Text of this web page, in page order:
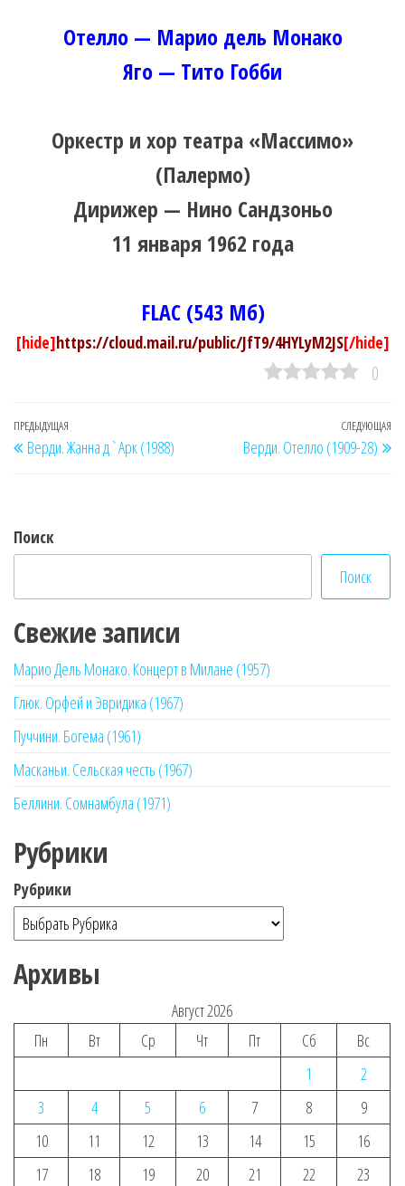
Отелло — Марио дель Монако
Яго — Тито Гобби
Оркестр и хор театра «Массимо»
(Палермо)
Дирижер — Нино Сандзоньо
11 января 1962 года
FLAC (543 Мб)
[hide]https://cloud.mail.ru/public/JfT9/4HYLyM2JS[/hide]
0
Навигация
по
Предыдущая
запись
ПРЕДЫДУЩАЯ
Верди. Жанна д`Арк (1988)
СЛЕДУЮЩАЯ
Верди. Отелло (1909-28)
Поиск
Поиск
Свежие записи
Марио Дель Монако. Концерт в Милане (1957)
Глюк. Орфей и Эвридика (1967)
Пуччини. Богема (1961)
Масканьи. Сельская честь (1967)
Беллини. Сомнамбула (1971)
Рубрики
Рубрики
Архивы
Август 2026
Пн
Вт Ср Чт Пт Сб
Вс
1
2
3
4 5 6 7 8
9
10
11 12 13 14 15
16
17
18 19 20 21 22
23